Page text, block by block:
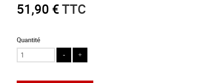
51,90 €TTC
Quantité